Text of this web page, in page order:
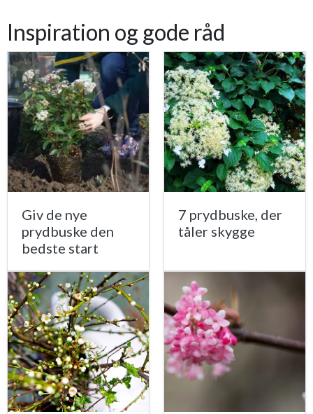
Inspiration og gode råd
Giv de nye
prydbuske den
bedste start
7 prydbuske, der
tåler skygge